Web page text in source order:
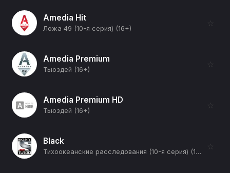
Amedia Hit
Ложа 49 (10-я серия) (16+)
☆
Amedia Premium
Тьюздей (16+)
☆
Amedia Premium HD
Тьюздей (16+)
☆
Black
Тихоокеанские расследования (10-я серия) (16+)
☆